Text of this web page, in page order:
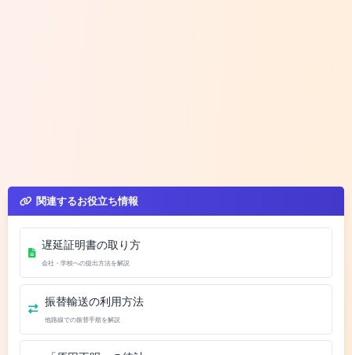
関連するお役立ち情報
遅延証明書の取り方
会社・学校への提出方法を解説
振替輸送の利用方法
他路線での振替手順を解説